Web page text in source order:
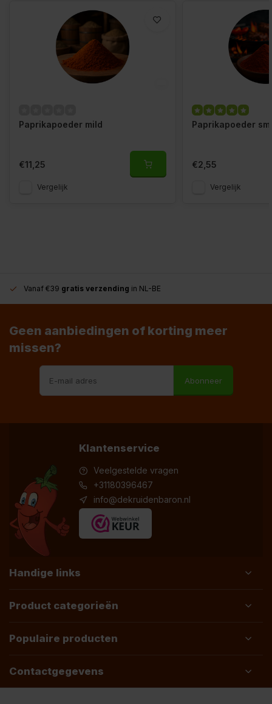
Paprikapoeder mild
€11,25
Vergelijk
Paprikapoeder
€2,55
Vergelijk
Vanaf €39 gratis verzending in NL-BE
Geen aanbiedingen of korting meer
missen?
Abonneer
Klantenservice
Veelgestelde vragen
+31180396467
info@dekruidenbaron.nl
Handige links
Product categorieën
Populaire producten
Contactgegevens